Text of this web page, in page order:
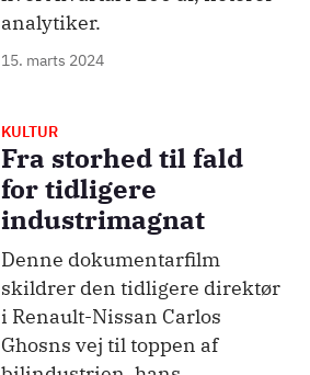
analytiker.
15. marts 2024
KULTUR
Fra storhed til fald
for tidligere
industrimagnat
Denne dokumentarfilm
skildrer den tidligere direktør
i Renault-Nissan Carlos
Ghosns vej til toppen af